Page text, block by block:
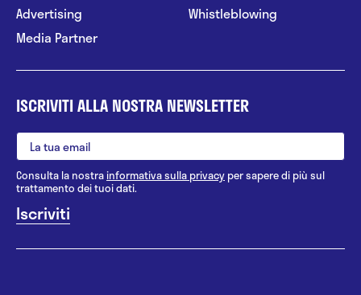
Advertising
Media Partner
Whistleblowing
ISCRIVITI ALLA NOSTRA NEWSLETTER
Consulta la nostrainformativa sulla privacy per sapere di più sul
trattamento dei tuoi dati.